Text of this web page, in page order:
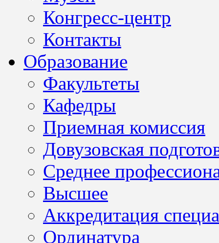
Конгресс-центр
Контакты
Образование
Факультеты
Кафедры
Приемная комиссия
Довузовская
Среднее
Высшее
Аккредитация
Ординатура